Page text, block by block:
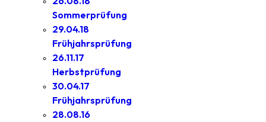
Sommerprüfung
29.04.18
Frühjahrsprüfung
26.11.17
Herbstprüfung
30.04.17
Frühjahrsprüfung
28.08.16